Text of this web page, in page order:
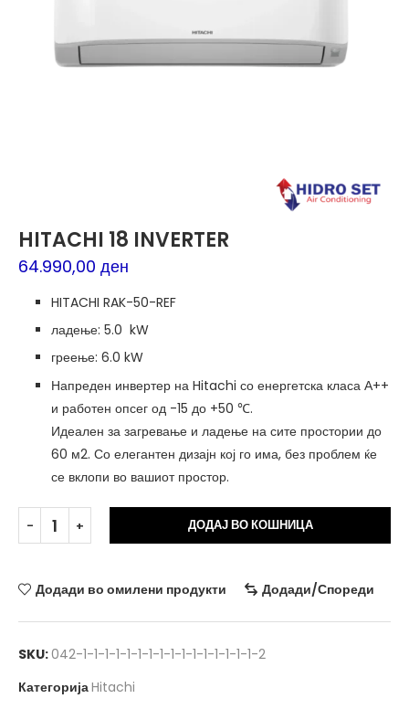
HITACHI 18 INVERTER
64.990,00 ден
HITACHI RAK-50-REF
ладење: 5.0 kW
греење: 6.0 kW
Напреден инвертер на Hitachi со енергетска класа А++
и работен опсег од -15 до +50 ℃.
Идеален за загревање и ладење на сите простории до
60 м2. Со елегантен дизајн кој го има, без проблем ќе
се вклопи во вашиот простор.
ДОДАЈ ВО КОШНИЦА
Додади во омилени продукти Додади/Спореди
SKU:042-1-1-1-1-1-1-1-1-1-1-1-1-1-1-1-1-2
КатегоријаHitachi